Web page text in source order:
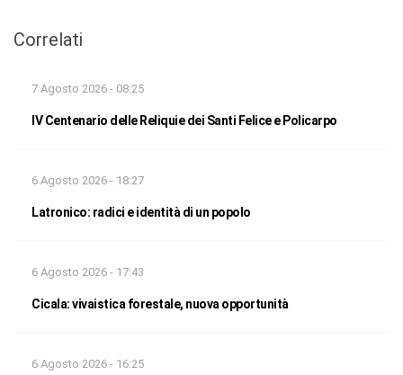
Correlati
7 Agosto 2026 - 08:25
IV Centenario delle Reliquie dei Santi Felice e Policarpo
6 Agosto 2026 - 18:27
Latronico: radici e identità di un popolo
6 Agosto 2026 - 17:43
Cicala: vivaistica forestale, nuova opportunità
6 Agosto 2026 - 16:25